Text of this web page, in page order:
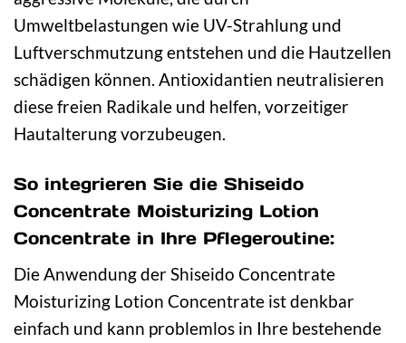
Umweltbelastungen wie UV-Strahlung und
Luftverschmutzung entstehen und die Hautzellen
schädigen können. Antioxidantien neutralisieren
diese freien Radikale und helfen, vorzeitiger
Hautalterung vorzubeugen.
So integrieren Sie die Shiseido
Concentrate Moisturizing Lotion
Concentrate in Ihre Pflegeroutine:
Die Anwendung der Shiseido Concentrate
Moisturizing Lotion Concentrate ist denkbar
einfach und kann problemlos in Ihre bestehende